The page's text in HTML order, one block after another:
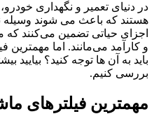
در دنیای تعمیر و نگهداری
هستند که باعث می شوند وسیله
اجزای حیاتی تضمین می‌کنند که
و کارآمد می‌مانند. اما مهمترین
باید به آن ها توجه کنید؟ بیایید
بررسی کنیم.
مهمترین فیلترهای